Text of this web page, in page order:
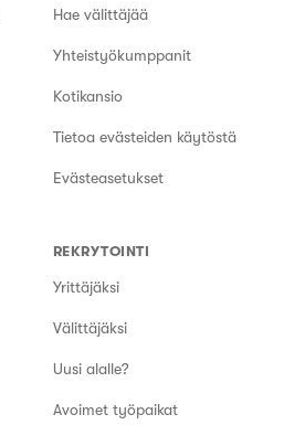
Hae välittäjää
Yhteistyökumppanit
Kotikansio
Tietoa evästeiden käytöstä
Evästeasetukset
REKRYTOINTI
Yrittäjäksi
Välittäjäksi
Uusi alalle?
Avoimet työpaikat